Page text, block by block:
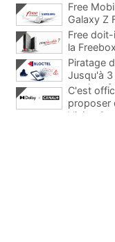
Free
Galaxy Z
promos
Free
la
Piratage
Jusqu'à
auraient
C'est
proposer
Vision 2